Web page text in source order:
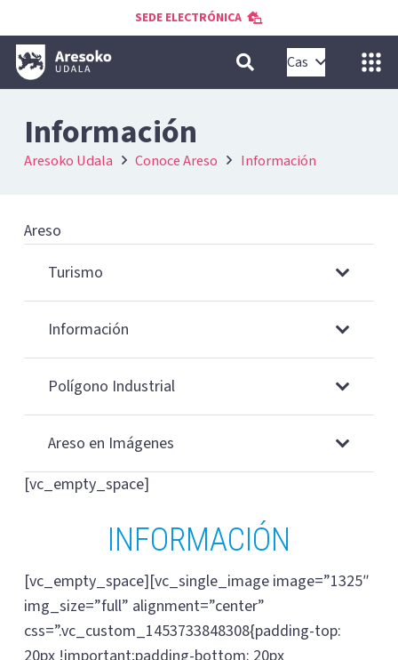
SEDE ELECTRÓNICA
Cas
Información
Aresoko Udala Conoce Areso Información
Areso
Turismo
Información
Polígono Industrial
Areso en Imágenes
[vc_empty_space]
INFORMACIÓN
[vc_empty_space][vc_single_image image=”1325″
img_size=”full” alignment=”center”
css=”.vc_custom_1453733848308{padding-top: